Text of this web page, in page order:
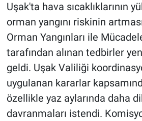
Uşak'ta hava sıcaklıklarının
orman yangını riskinin
Orman Yangınları ile
tarafından alınan tedbirler
geldi. Uşak Valiliği
uygulanan kararlar
özellikle yaz aylarında daha
davranmaları istendi.